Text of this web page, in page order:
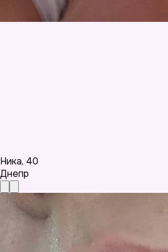
Ника, 40
Днепр